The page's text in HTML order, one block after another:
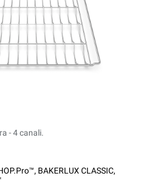
- 4 canali.
, BAKERLUX CLASSIC,